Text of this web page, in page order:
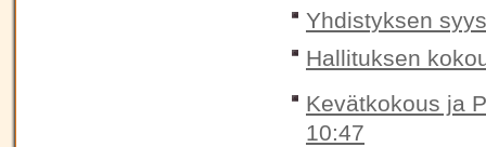
Yhdistyksen
Hallituksen
Kevätkokous ja
10:47